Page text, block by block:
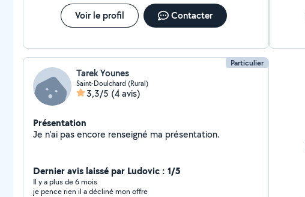
Voir le profil Contacter
Particulier
Tarek Younes
Saint-Doulchard (Rural)
3,3/5 (4 avis)
Présentation
Je n'ai pas encore renseigné ma présentation.
Dernier avis laissé par Ludovic : 1/5
Il y a plus de 6 mois
je pence rien il a décliné mon offre